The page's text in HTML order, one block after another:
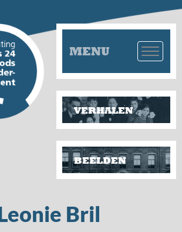
MENU
VERHALEN
BEELDEN
Bril